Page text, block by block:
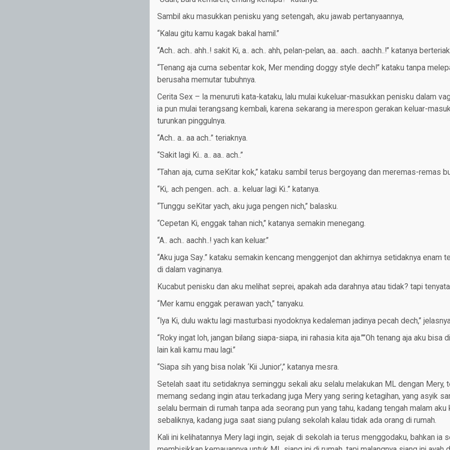
Sambil aku masukkan penisku yang setengah, aku jawab pertanyaannya,
“Kalau gitu kamu kagak bakal hamil.”
“Ach.. ach.. ahh..! sakit Ki, a.. ach.. ahh, pelan-pelan, aa.. aach.. aachh..!” katanya
“Tenang aja cuma sebentar kok, Mer mending doggy style dech!” kataku tanpa
berusaha memutar tubuhnya.
Cerita Sex – Ia menuruti kata-kataku, lalu mulai kukeluar-masukkan penisku dalam
ia pun mulai terangsang kembali, karena sekarang ia merespon gerakan keluar-
turunkan pinggulnya.
“Ach.. a.. aa ach..” teriaknya.
“Sakit lagi Ki.. a.. aa.. ach..”
“Tahan aja, cuma seKitar kok,” kataku sambil terus bergoyang dan meremas-remas
“Ki,. ach pengen.. ach.. a.. keluar lagi Ki..” katanya.
“Tunggu seKitar yach, aku juga pengen nich,” balasku.
“Cepetan Ki, enggak tahan nich,” katanya semakin menegang.
“A.. ach.. aachh..! yach kan keluar.”
“Aku juga Say..” kataku semakin kencang menggenjot dan akhirnya setidaknya enam
di dalam vaginanya.
Kucabut penisku dan aku melihat seprei, apakah ada darahnya atau tidak? tapi
“Mer kamu enggak perawan yach,” tanyaku.
“Iya Ki, dulu waktu lagi masturbasi nyodoknya kedaleman jadinya pecah dech,”
“Roky ingat loh, jangan bilang siapa-siapa, ini rahasia kita aja.””Oh tenang aja aku bisa
lain kali kamu mau lagi.”
“Siapa sih yang bisa nolak ‘Kii Junior’,” katanya mesra.
Setelah saat itu setidaknya seminggu sekali aku selalu melakukan ML dengan Mery,
memang sedang ingin atau terkadang juga Mery yang sering ketagihan, yang asyik
selalu bermain di rumah tanpa ada seorang pun yang tahu, kadang tengah malam
sebaliknya, kadang juga saat siang pulang sekolah kalau tidak ada orang di rumah.
Kali ini kelihatannya Mery lagi ingin, sejak di sekolah ia terus menggodaku, bahkan ia